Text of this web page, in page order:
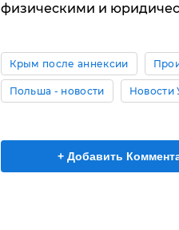
физическими и
Крым после аннексии
Польша - новости Новости
+ Добавить